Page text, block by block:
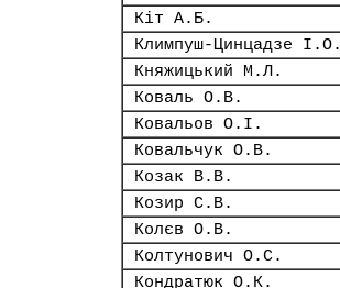
Кіт А.Б.
Климпуш-Цинцадзе І.О.
Княжицький М.Л.
Коваль О.В.
Ковальов О.І.
Ковальчук О.В.
Козак В.В.
Козир С.В.
Колєв О.В.
Колтунович О.С.
Кондратюк О.К.